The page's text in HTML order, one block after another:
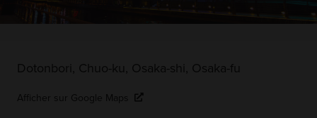
Dotonbori, Chuo-ku, Osaka-shi, Osaka-fu
Afficher sur Google Maps